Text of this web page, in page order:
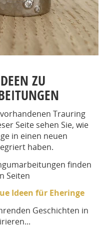
ZU
Trauring
Seite sehen Sie, wie
in einen neuen
haben.
finden
Seiten
Ideen für Eheringe
Geschichten in